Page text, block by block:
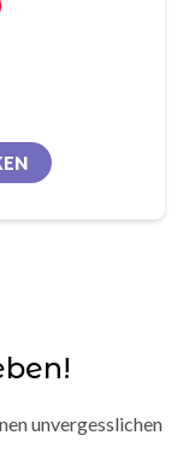
unvergesslichen